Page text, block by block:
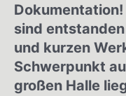
sind
und kurzen
Schwerpunkt
großen Halle